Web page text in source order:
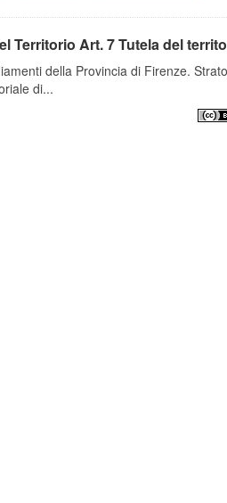
Territorio Art. 7 Tutela del
della Provincia di Firenze.
di...